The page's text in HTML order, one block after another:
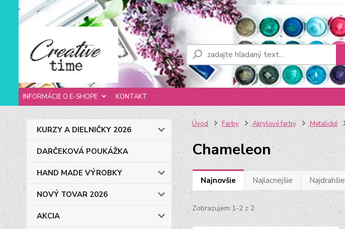
INFORMÁCIE O E-SHOPE KONTAKT
KURZY A DIELNIČKY 2026
DARČEKOVÁ POUKÁŽKA
HAND MADE VÝROBKY
NOVÝ TOVAR 2026
AKCIA
Úvod Farby Akrylové farby Metalické
Chameleon
Najnovšie Najlacnejšie Najdrahšie
Zobrazujem 1-2 z 2